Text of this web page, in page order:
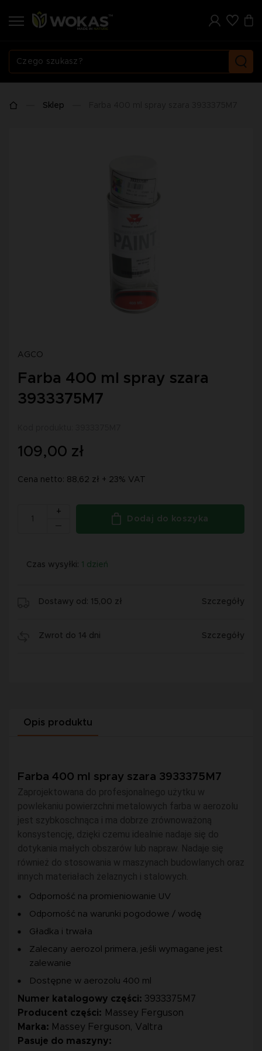
Sklep
AGCO
Farba 400 ml spray szara
3933375M7
109,00 zł
Cena netto: 88,62 zł + 23% VAT
+
Dodaj do koszyka
Czas wysyłki: 1 dzień
Dostawy od: 15,00 zł Szczegóły
Zwrot do 14 dni Szczegóły
Opis produktu
Farba 400 ml spray szara 3933375M7
Zaprojektowana do profesjonalnego użytku w
powlekaniu powierzchni metalowych farba w aerozolu
jest szybkoschnąca i ma dobrze zrównoważoną
konsystencję, dzięki czemu idealnie nadaje się do
dotykania małych obszarów lub napraw. Nadaje się
również do stosowania w maszynach budowlanych oraz
innych materiałach żelaznych i stalowych.
Odporność na promieniowanie UV
Odporność na warunki pogodowe / wodę
Gładka i trwała
Zalecany aerozol primera, jeśli wymagane jest
zalewanie
Dostępne w aerozolu 400 ml
Numer katalogowy części: 3933375M7
Producent części: Massey Ferguson
Marka: Massey Ferguson, Valtra
Pasuje do maszyny: